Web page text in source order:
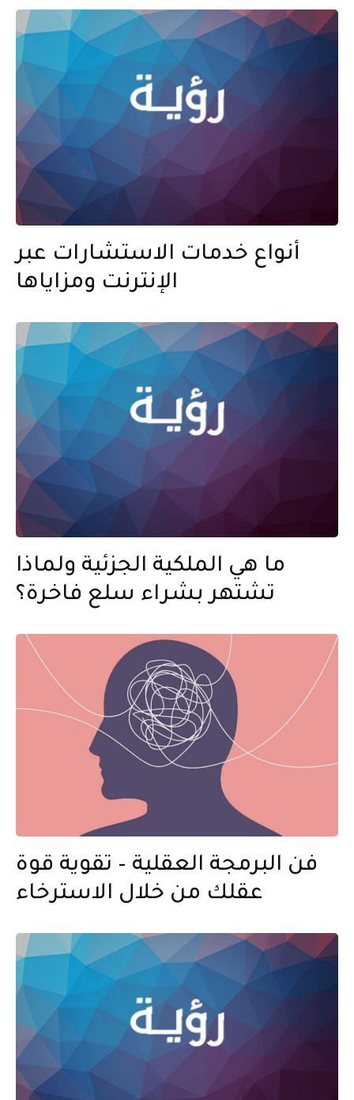
أنواع خدمات الاستشارات عبر
الإنترنت ومزاياها
ما هي الملكية الجزئية ولماذا
تشتهر بشراء سلع فاخرة؟
فن البرمجة العقلية – تقوية قوة
عقلك من خلال الاسترخاء